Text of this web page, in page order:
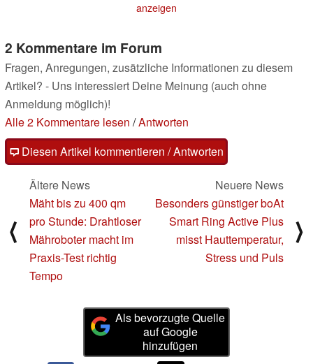
und 35% Launch-
anzeigen
2 Kommentare im Forum
Fragen, Anregungen, zusätzliche Informationen zu diesem
Artikel? - Uns interessiert Deine Meinung (auch ohne
Anmeldung möglich)!
Alle 2 Kommentare lesen /Antworten
Diesen Artikel kommentieren / Antworten
⟨
Ältere News
Mäht bis zu 400 qm
pro Stunde: Drahtloser
Mähroboter macht im
Praxis-Test richtig
Tempo
Neuere News
Besonders günstiger boAt
Smart Ring Active Plus
misst Hauttemperatur,
Stress und Puls
⟩
Als bevorzugte Quelle
auf Google
hinzufügen